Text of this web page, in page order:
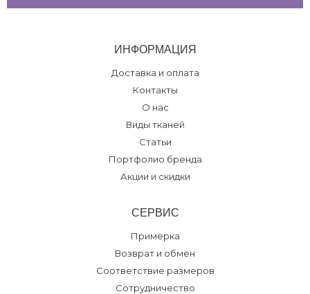
ИНФОРМАЦИЯ
Доставка и оплата
Контакты
О нас
Виды тканей
Статьи
Портфолио бренда
Акции и скидки
СЕРВИС
Примерка
Возврат и обмен
Соответствие размеров
Сотрудничество